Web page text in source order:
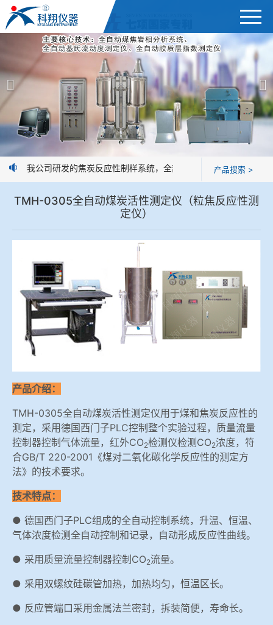
产品展示 ＞
焦炭高温性能检测系统
焦化行业检测及优化配煤设备
球团矿/烧结矿/块矿高温冶金性能检测系统
冶金渣、保护渣等高温物性检测设备
冶金石灰活性度测定仪
矿石、焦炭物理检测及制样设备
工业分析、测硫仪等
公司简介
新闻中心
企业业绩
技术交流
标准下载
企业荣誉
联系bbin宝盈集团
息：我公司研发的焦炭反应性制样系统，全部制样过程机械化操作，
产品搜索 >
TMH-0305全自动煤炭活性测定仪（粒焦反应性测
定仪）
产品介绍：
TMH-0305全自动煤炭活性测定仪用于煤和焦炭反应性的
测定，采用德国西门子PLC控制整个实验过程，质量流量
控制器控制气体流量，红外CO2检测仪检测CO2浓度，符
合GB/T 220-2001《煤对二氧化碳化学反应性的测定方
法》的技术要求。
技术特点：
● 德国西门子PLC组成的全自动控制系统，升温、恒温、
气体浓度检测全自动控制和记录，自动形成反应性曲线。
● 采用质量流量控制器控制CO2流量。
● 采用双螺纹硅碳管加热，加热均匀，恒温区长。
● 反应管端口采用金属法兰密封，拆装简便，寿命长。